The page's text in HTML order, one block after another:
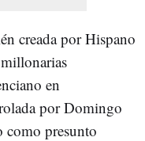
creada por Hispano
en
por Domingo
como presunto